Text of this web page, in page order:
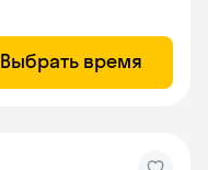
Выбрать время